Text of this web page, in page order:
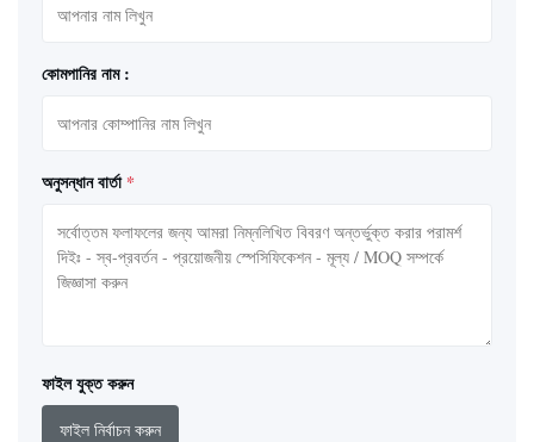
কোমপানির নাম :
অনুসন্ধান বার্তা *
ফাইল যুক্ত করুন
ফাইল নির্বাচন করুন